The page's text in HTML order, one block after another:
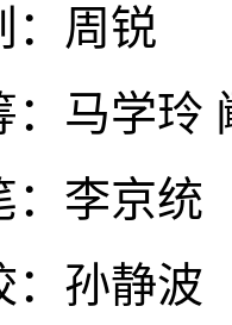
周锐
马学玲
李京统
孙静波